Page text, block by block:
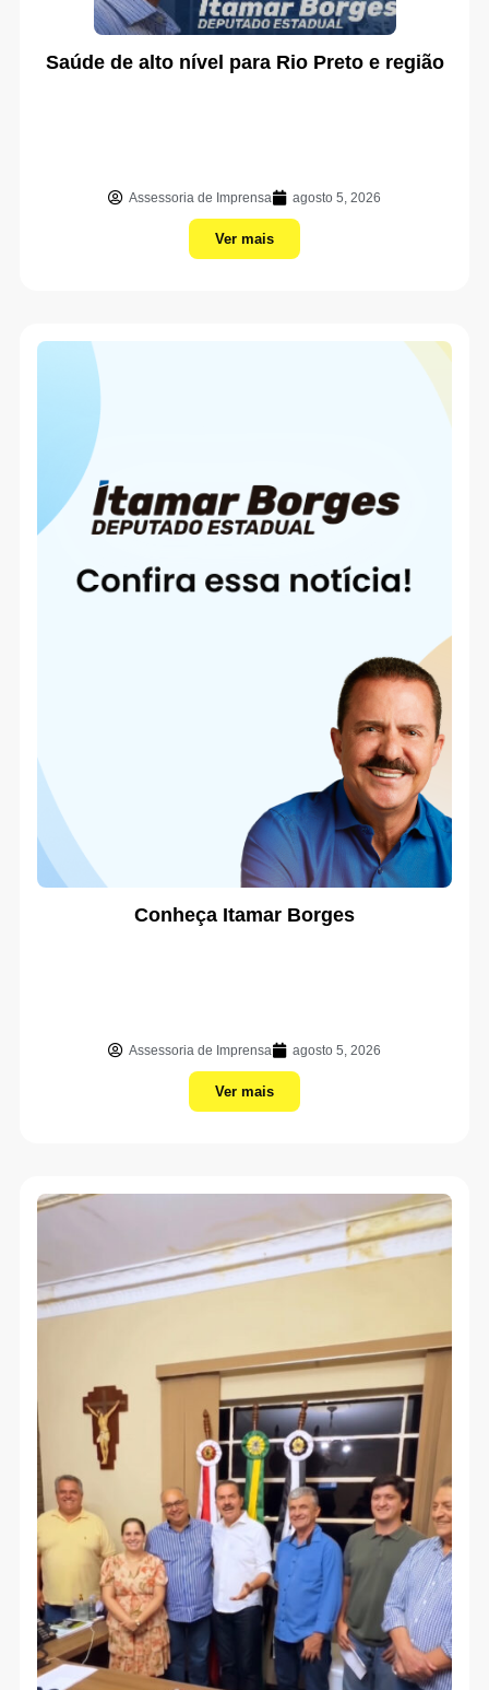
Saúde de alto nível para Rio Preto e região
Assessoria de Imprensa agosto 5, 2026
Ver mais
Conheça Itamar Borges
Assessoria de Imprensa agosto 5, 2026
Ver mais